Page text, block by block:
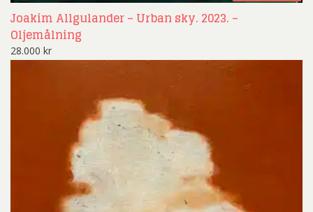
Joakim Allgulander – Urban sky. 2023. –
Oljemålning
28.000 kr